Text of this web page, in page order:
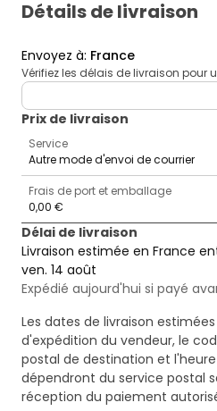
Détails de livraison
Envoyez à: France
Vérifiez les délais de livraison pour
deliveryCountry
Prix ​​de livraison
Service
Autre mode d'envoi de courrier
Frais de port et emballage
0,00 €
Délai de livraison
Livraison estimée en France
ven. 14 août
Expédié aujourd'hui si payé
Les dates de livraison
d'expédition du vendeur, le
postal de destination et
dépendront du service postal
réception du paiement